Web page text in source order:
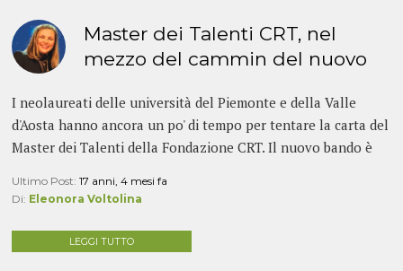
Master dei Talenti CRT, nel
mezzo del cammin del nuovo
I neolaureati delle università del Piemonte e della Valle
d'Aosta hanno ancora un po' di tempo per tentare la carta del
Master dei Talenti della Fondazione CRT. Il nuovo bando è
Ultimo Post:17 anni, 4 mesi fa
Di: Eleonora Voltolina
LEGGI TUTTO